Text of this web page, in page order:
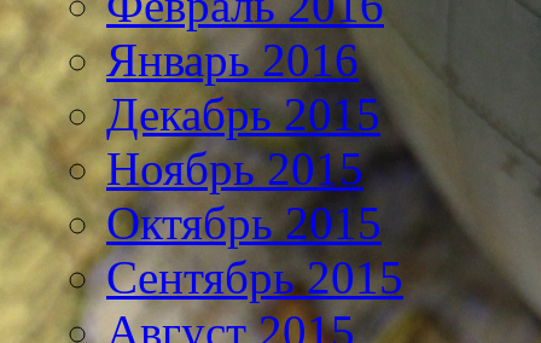
Январь 2016
Декабрь 2015
Ноябрь 2015
Октябрь 2015
Сентябрь 2015
Август 2015